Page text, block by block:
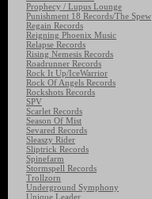
Prophecy / Lupus Lounge
Punishment 18 Records/The Spew
Regain Records
Reigning Phoenix Music
Relapse Records
Rising Nemesis Records
Roadrunner Records
Rock It Up/IceWarrior
Rock Of Angels Records
Rockshots Records
SPV
Scarlet Records
Season Of Mist
Sevared Records
Sleaszy Rider
Sliptrick Records
Spinefarm
Stormspell Records
Trollzorn
Underground Symphony
Unique Leader